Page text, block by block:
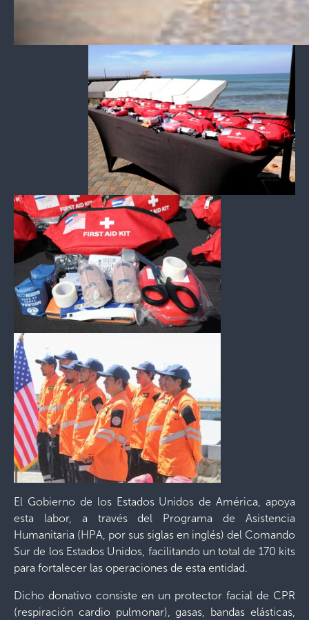
El Gobierno de los Estados Unidos de América, apoya
esta labor, a través del Programa de Asistencia
Humanitaria (HPA, por sus siglas en inglés) del Comando
Sur de los Estados Unidos, facilitando un total de 170 kits
para fortalecer las operaciones de esta entidad.
Dicho donativo consiste en un protector facial de CPR
(respiración cardio pulmonar), gasas, bandas elásticas,